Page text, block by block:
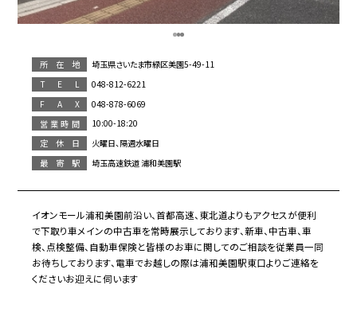
所在地
埼玉県さいたま市緑区美園5-49-11
T E L
048-812-6221
F A X
048-878-6069
営業時間
10:00-18:20
定休日
火曜日、隔週水曜日
最寄駅
埼玉高速鉄道 浦和美園駅
イオンモール浦和美園前沿い、首都高速、東北道よりもアクセスが便利
で下取り車メインの中古車を常時展示しております、新車、中古車、車
検、点検整備、自動車保険と皆様のお車に関してのご相談を従業員一同
お待ちしております、電車でお越しの際は浦和美園駅東口よりご連絡を
くださいお迎えに伺います